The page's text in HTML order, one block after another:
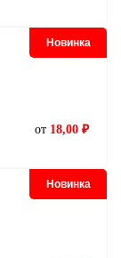
Новинка
от 18,00 ₽
Новинка